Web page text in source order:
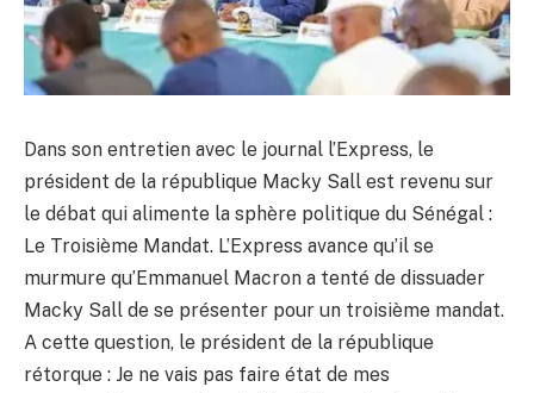
Dans son entretien avec le journal l’Express, le
président de la république Macky Sall est revenu sur
le débat qui alimente la sphère politique du Sénégal :
Le Troisième Mandat. L’Express avance qu’il se
murmure qu’Emmanuel Macron a tenté de dissuader
Macky Sall de se présenter pour un troisième mandat.
A cette question, le président de la république
rétorque : Je ne vais pas faire état de mes